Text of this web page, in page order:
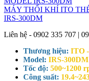
MÁY THỔI KHÍ ITO
IRS-300DM
Liên hệ - 0902 335 707 |
Thương hiệu: ITO
Model: IRS-300DM
Tốc độ: 500~1200
Công suất: